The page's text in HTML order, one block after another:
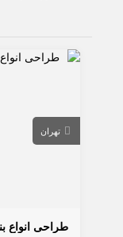
تهران
طراحی انواع